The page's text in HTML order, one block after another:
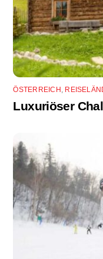
ÖSTERREICH ,
Luxuriöser